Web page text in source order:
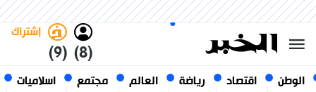
الوطن اقتصاد رياضة العالم مجتمع اسلاميات
(8)
إشتراك
(9)
07 أغسطس 2026
الجزائر